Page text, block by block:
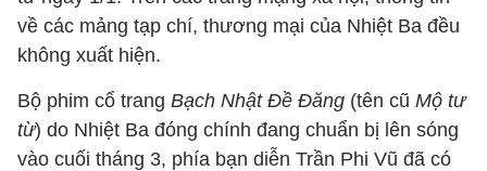
về các mảng tạp chí, thương mại của Nhiệt Ba đều
không xuất hiện.
Bộ phim cổ trang Bạch Nhật Đề Đăng (tên cũ Mộ tư
từ) do Nhiệt Ba đóng chính đang chuẩn bị lên sóng
vào cuối tháng 3, phía bạn diễn Trần Phi Vũ đã có